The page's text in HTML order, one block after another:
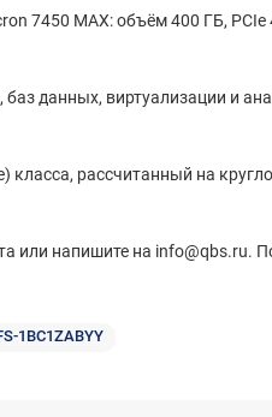
7450 MAX: объём 400 ГБ,
данных, виртуализации и
рассчитанный на
или напишите на info@qbs.ru.
1BC1ZABYY